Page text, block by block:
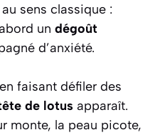
sens classique :
un dégoût
d’anxiété.
faisant défiler des
de lotus apparaît.
monte, la peau picote,